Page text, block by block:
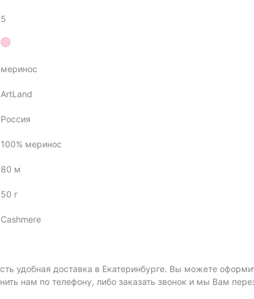
5
меринос
ArtLand
Россия
100% меринос
80 м
50 г
Cashmere
удобная доставка в Екатеринбурге. Вы можете
нам по телефону, либо заказать звонок и мы Вам